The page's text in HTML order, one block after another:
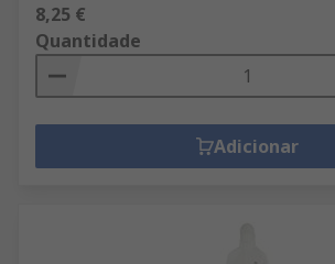
8,25 €
Quantidade
Adicionar